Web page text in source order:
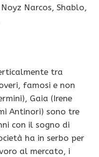
Narcos, Shablo,
tra
famosi e non
Gaia (Irene
Antinori) sono tre
con il sogno di
ha in serbo per
al mercato, i